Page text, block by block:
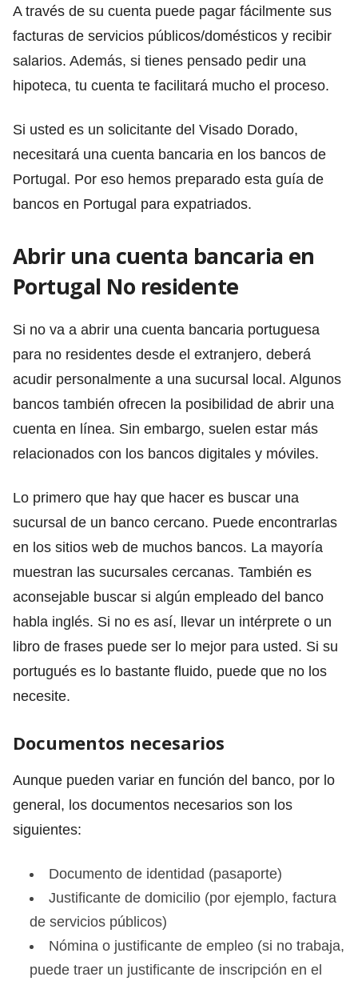
A través de su cuenta puede pagar fácilmente sus
facturas de servicios públicos/domésticos y recibir
salarios. Además, si tienes pensado pedir una
hipoteca, tu cuenta te facilitará mucho el proceso.
Si usted es un solicitante del Visado Dorado,
necesitará una cuenta bancaria en los bancos de
Portugal. Por eso hemos preparado esta guía de
bancos en Portugal para expatriados.
Abrir una cuenta bancaria en
Portugal No residente
Si no va a abrir una cuenta bancaria portuguesa
para no residentes desde el extranjero, deberá
acudir personalmente a una sucursal local. Algunos
bancos también ofrecen la posibilidad de abrir una
cuenta en línea. Sin embargo, suelen estar más
relacionados con los bancos digitales y móviles.
Lo primero que hay que hacer es buscar una
sucursal de un banco cercano. Puede encontrarlas
en los sitios web de muchos bancos. La mayoría
muestran las sucursales cercanas. También es
aconsejable buscar si algún empleado del banco
habla inglés. Si no es así, llevar un intérprete o un
libro de frases puede ser lo mejor para usted. Si su
portugués es lo bastante fluido, puede que no los
necesite.
Documentos necesarios
Aunque pueden variar en función del banco, por lo
general, los documentos necesarios son los
siguientes:
Documento de identidad (pasaporte)
Justificante de domicilio (por ejemplo, factura
de servicios públicos)
Nómina o justificante de empleo (si no trabaja,
puede traer un justificante de inscripción en el